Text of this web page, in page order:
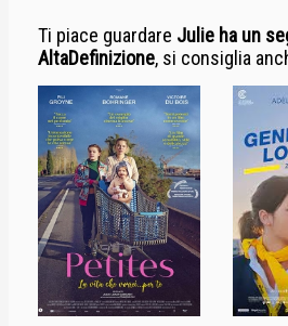
ignorare la crescente pressione
silenzio, però, lascerà spazio a
interpretazioni da parte degli inquirenti,
tensioni sempre più difficili da ignorare...
Ti piace guardare Julie ha un
AltaDefinizione, si consiglia